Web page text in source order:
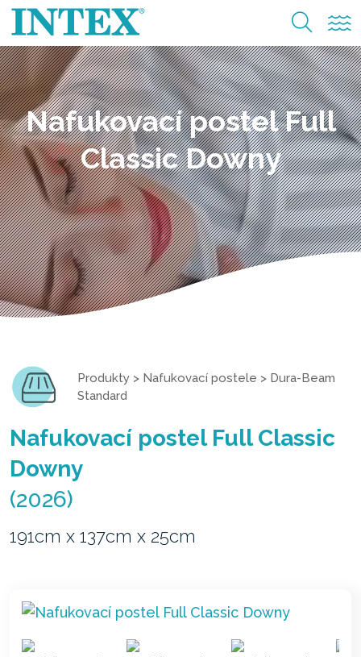
Nafukovací postel Full
Classic Downy
Produkty > Nafukovací postele > Dura-Beam
Standard
Nafukovací postel Full Classic
Downy
(2026)
191cm x 137cm x 25cm